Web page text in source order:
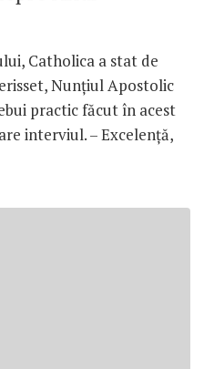
Catholica a stat de
Nunţiul Apostolic
practic făcut în acest
interviul. – Excelenţă,